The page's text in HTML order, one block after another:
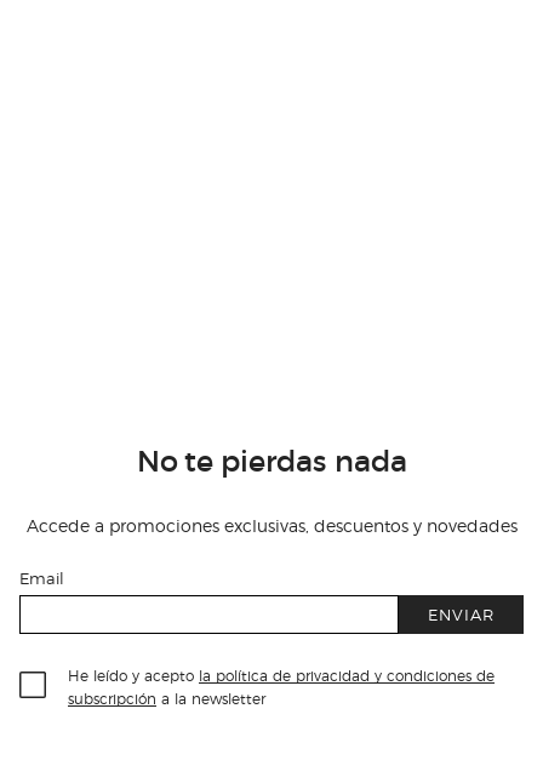
No te pierdas nada
Accede a promociones exclusivas, descuentos y novedades
Email
ENVIAR
He leído y acepto la política de privacidad y condiciones de
subscripción a la newsletter